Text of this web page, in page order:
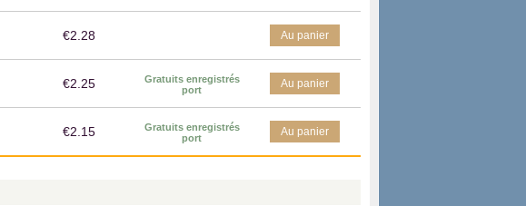
€2.28 Au panier
€2.25
Gratuits enregistrés
port
Au panier
€2.15
Gratuits enregistrés
port
Au panier